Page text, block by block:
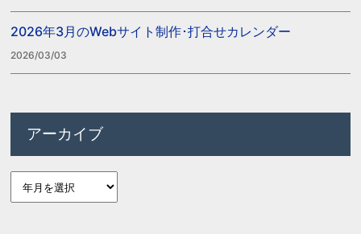
2026年3月のWebサイト制作･打合せカレンダー
2026/03/03
アーカイブ